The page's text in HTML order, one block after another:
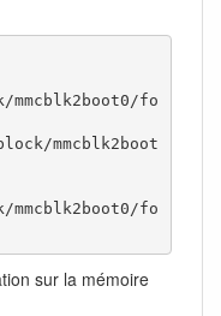
fo
mmcblk2boot
fo
sur la mémoire